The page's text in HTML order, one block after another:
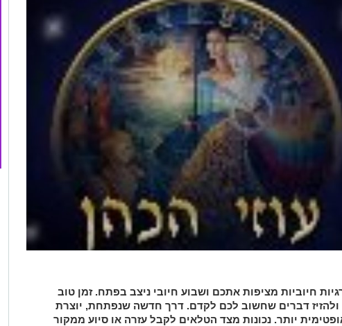
חיוביות מציפות אתכם ושבוע חיובי ניצב בפתח. זמן טוב
דברים שחשוב לכם לקדם. דרך חדשה שנפתחת, יוצרת
יותר. נכונות מצד הטלאים לקבל עזרה או סיוע ממקור